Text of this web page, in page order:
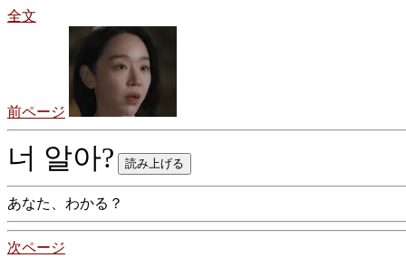
全文
前ページ
너 알아?
あなた、わかる？
次ページ